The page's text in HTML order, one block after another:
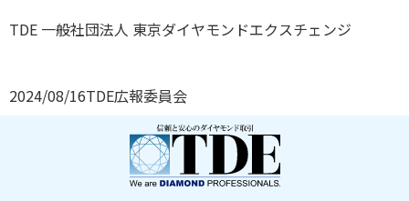
TDE 一般社団法人 東京ダイヤモンドエクスチェンジ
2024/08/16TDE広報委員会